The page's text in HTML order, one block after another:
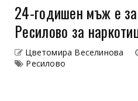
24-годишен мъж е
Ресилово за
Цветомира Веселинова
Ресилово